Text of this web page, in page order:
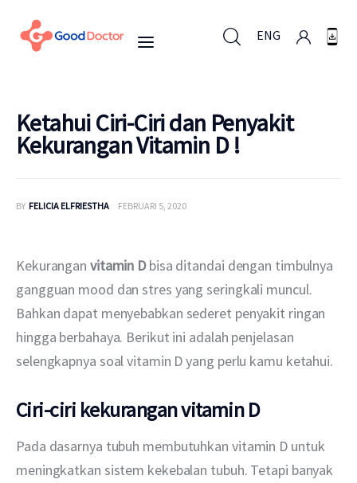
ENG
ENG
Mengapa Good Doctor
Berita
Layanan
Ketahui Ciri-Ciri dan Penyakit
Kekurangan Vitamin D !
BY FELICIA ELFRIESTHA FEBRUARI 5, 2020
Kekurangan vitamin D bisa ditandai dengan timbulnya
gangguan mood dan stres yang seringkali muncul.
Bahkan dapat menyebabkan sederet penyakit ringan
hingga berbahaya. Berikut ini adalah penjelasan
selengkapnya soal vitamin D yang perlu kamu ketahui.
Ciri-ciri kekurangan vitamin D
Pada dasarnya tubuh membutuhkan vitamin D untuk
meningkatkan sistem kekebalan tubuh. Tetapi banyak